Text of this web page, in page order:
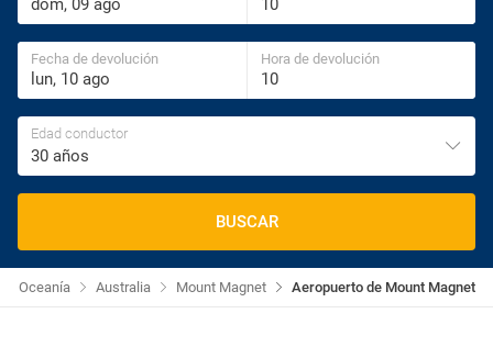
Fecha de devolución Hora de devolución
Edad conductor
30 años
BUSCAR
Aeropuerto de Mount Magnet
Mount Magnet
Australia
Oceanía